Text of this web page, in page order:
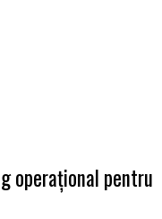
operațional pentru